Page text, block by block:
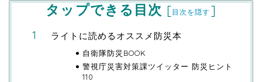
タップできる目次 [目次を隠す ]
ライトに読めるオススメ防災本
自衛隊防災BOOK
警視庁災害対策課ツイッター 防災ヒント
110